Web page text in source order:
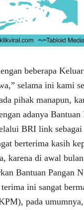
beberapa
selama ini kami
pihak manapun,
adanya Bantuan
BRI link
berterima kasih
karena di awal bulan
Bantuan Pangan
ini sangat
pada